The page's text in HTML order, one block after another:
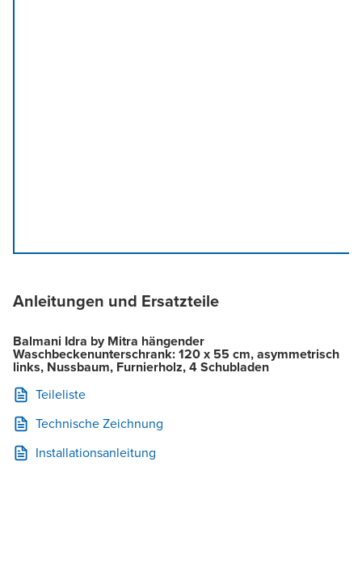
Anleitungen und Ersatzteile
Balmani Idra by Mitra hängender
Waschbeckenunterschrank: 120 x 55 cm, asymmetrisch
links, Nussbaum, Furnierholz, 4 Schubladen
Teileliste
Technische Zeichnung
Installationsanleitung